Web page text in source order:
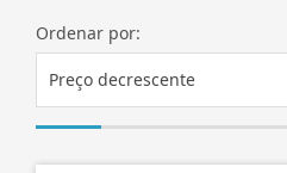
Ordenar por:
Preço decrescente